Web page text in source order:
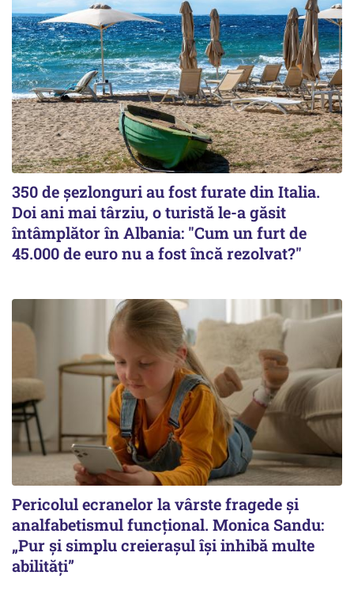
350 de șezlonguri au fost furate din Italia.
Doi ani mai târziu, o turistă le-a găsit
întâmplător în Albania: "Cum un furt de
45.000 de euro nu a fost încă rezolvat?"
Pericolul ecranelor la vârste fragede și
analfabetismul funcțional. Monica Sandu:
„Pur și simplu creierașul își inhibă multe
abilități”